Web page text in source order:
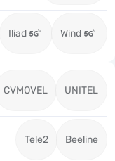
Iliad Wind
CVMOVEL UNITEL
Tele2 Beeline